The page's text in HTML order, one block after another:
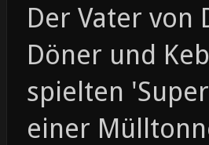
Der Vater von
Döner und
spielten
einer